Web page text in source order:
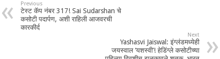
Previous
टेस्ट कॅप नंबर 317! Sai Sudarshan चे
कसोटी पदार्पण, अशी राहिली आजवरची
कारकीर्द
Next
Yashasvi Jaiswal: इंग्लंडमध्येही
जयस्वाल ‘यशस्वी’! हेडिंग्ले कसोटीच्या